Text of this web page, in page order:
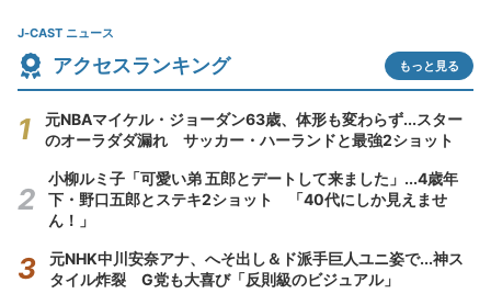
J-CAST ニュース
アクセスランキング もっと見る
元NBAマイケル・ジョーダン63歳、体形も変わらず...スター
のオーラダダ漏れ サッカー・ハーランドと最強2ショット
小柳ルミ子「可愛い弟 五郎とデートして来ました」...4歳年
下・野口五郎とステキ2ショット 「40代にしか見えませ
ん！」
元NHK中川安奈アナ、へそ出し＆ド派手巨人ユニ姿で...神ス
タイル炸裂 G党も大喜び「反則級のビジュアル」